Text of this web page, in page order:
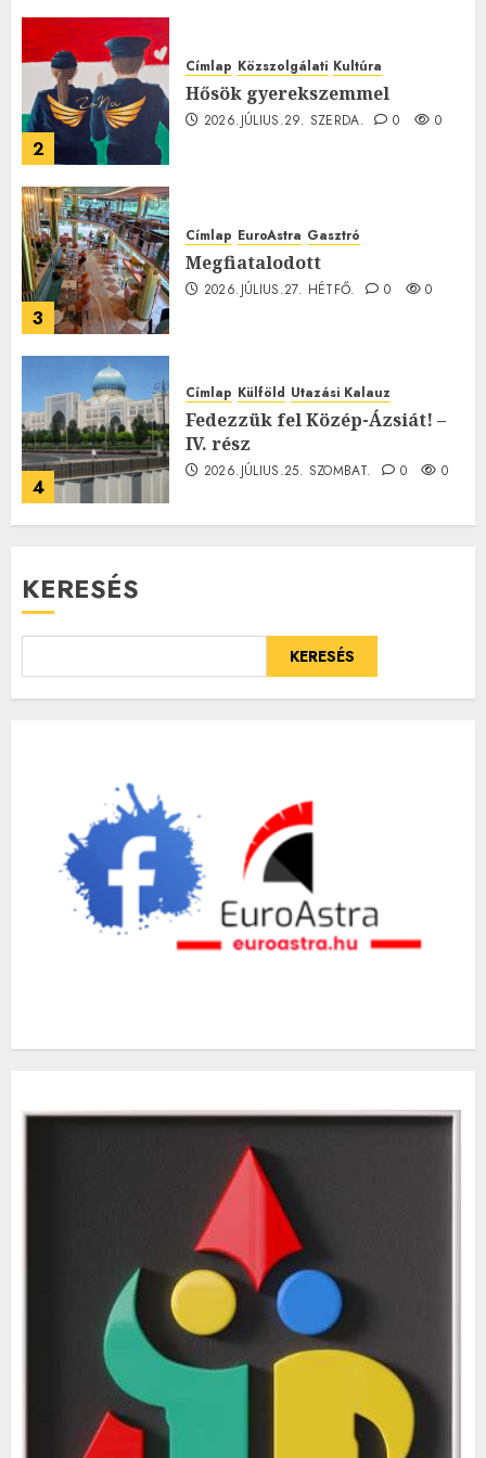
2
Címlap Közszolgálati Kultúra
Hősök gyerekszemmel
2026.JÚLIUS.29. SZERDA. 0 0
3
Címlap EuroAstra Gasztró
Megfiatalodott
2026.JÚLIUS.27. HÉTFŐ. 0 0
4
Címlap Külföld Utazási Kalauz
Fedezzük fel Közép-Ázsiát! –
IV. rész
2026.JÚLIUS.25. SZOMBAT. 0 0
KERESÉS
KERESÉS